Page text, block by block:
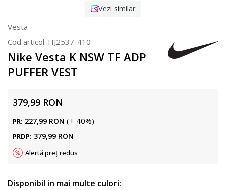
Vezi similar
Vesta
Cod articol: HJ2537-410
Nike Vesta K NSW TF ADP
PUFFER VEST
379,99 RON
PR: 227,99 RON (+ 40%)
PRDP: 379,99 RON
Alertă preț redus
Disponibil in mai multe culori: